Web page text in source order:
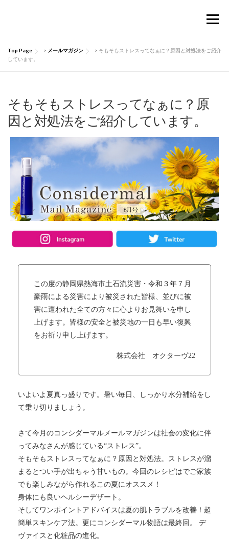
メニュー
TOP
マイページ
Top Page > メールマガジン > そもそもストレスってなぁに？原因と対処法をご紹介
しています。
そもそもストレスってなぁに？原
因と対処法をご紹介しています。
この度の静岡県熱海市土石流災害・令和３年７月
豪雨による災害により被災された皆様、並びに被
害に遭われた全ての方々に心よりお見舞いを申し
上げます。皆様の安全と被災地の一日も早い復興
をお祈り申し上げます。
株式会社 オクターヴ22
いよいよ夏真っ盛りです。暑い毎日、しっかり水分補給をし
て乗り切りましょう。
さて今月のコンシダーマルメールマガジンは社会の変化に伴
ってみなさんが感じている“ストレス”。
そもそもストレスってなぁに？原因と対処法。ストレスが溜
まるとつい手が出ちゃう甘いもの。今回のレシピはでご家族
でも楽しみながら作れるこの夏にオススメ！
身体にも良いヘルシーデザート。
そしてワンポイントアドバイスは夏の肌トラブルを改善！超
簡単スキンケア法。更にコンシダーマル物語は最終回。 デ
ヴァイスと化粧品の進化。